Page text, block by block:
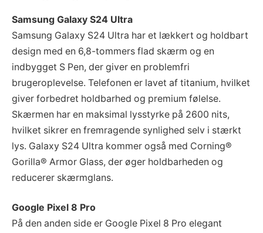
Samsung Galaxy S24 Ultra
Samsung Galaxy S24 Ultra har et lækkert og holdbart
design med en 6,8-tommers flad skærm og en
indbygget S Pen, der giver en problemfri
brugeroplevelse. Telefonen er lavet af titanium, hvilket
giver forbedret holdbarhed og premium følelse.
Skærmen har en maksimal lysstyrke på 2600 nits,
hvilket sikrer en fremragende synlighed selv i stærkt
lys. Galaxy S24 Ultra kommer også med Corning®
Gorilla® Armor Glass, der øger holdbarheden og
reducerer skærmglans.
Google Pixel 8 Pro
På den anden side er Google Pixel 8 Pro elegant